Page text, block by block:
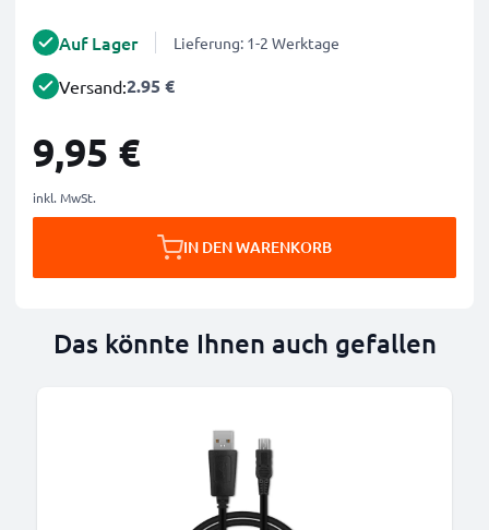
Auf Lager Lieferung: 1-2 Werktage
Versand:2.95 €
9,95 €
inkl. MwSt.
IN DEN WARENKORB
Das könnte Ihnen auch gefallen